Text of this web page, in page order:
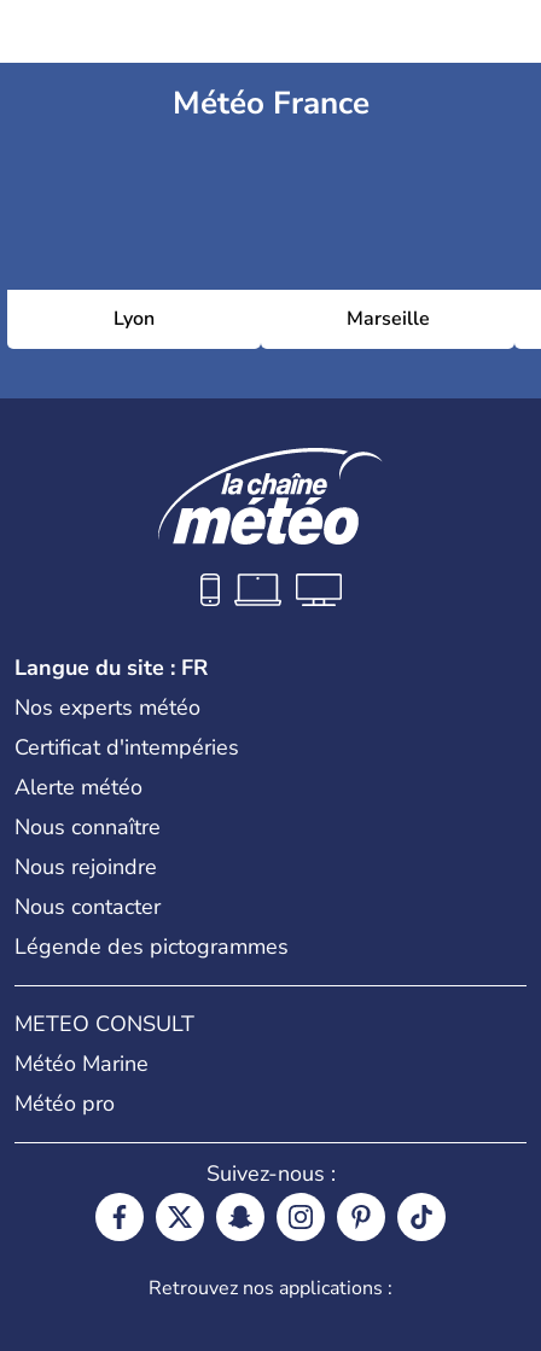
Météo France
Lyon Marseille
Langue du site : FR
Nos experts météo
Certificat d'intempéries
Alerte météo
Nous connaître
Nous rejoindre
Nous contacter
Légende des pictogrammes
METEO CONSULT
Météo Marine
Météo pro
Suivez-nous :
Retrouvez nos applications :